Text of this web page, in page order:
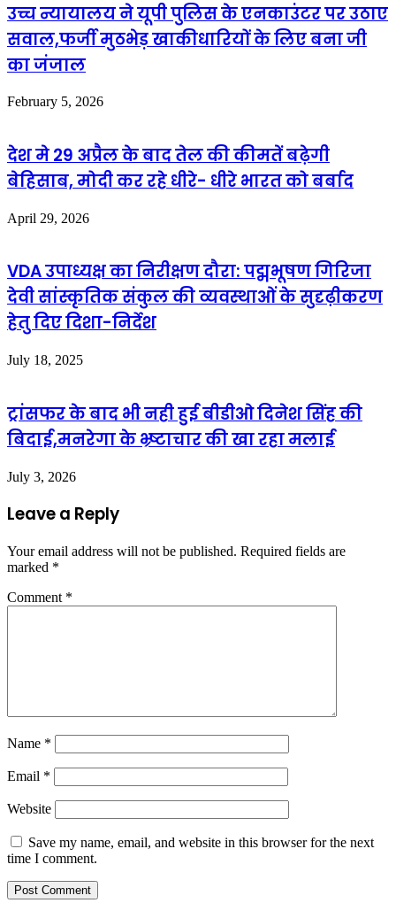
उच्च न्यायालय ने यूपी पुलिस के एनकाउंटर पर उठाए
सवाल,फर्जी मुठभेड़ खाकीधारियों के लिए बना जी
का जंजाल
February 5, 2026
देश मे 29 अप्रैल के बाद तेल की कीमतें बढ़ेगी
बेहिसाब, मोदी कर रहे धीरे- धीरे भारत को बर्बाद
April 29, 2026
VDA उपाध्यक्ष का निरीक्षण दौरा: पद्मभूषण गिरिजा
देवी सांस्कृतिक संकुल की व्यवस्थाओं के सुदृढ़ीकरण
हेतु दिए दिशा-निर्देश
July 18, 2025
ट्रांसफर के बाद भी नही हुई बीडीओ दिनेश सिंह की
बिदाई,मनरेगा के भ्र्ष्टाचार की खा रहा मलाई
July 3, 2026
Leave a Reply
Your email address will not be published. Required fields are
marked *
Comment *
Name *
Email *
Website
Save my name, email, and website in this browser for the next
time I comment.